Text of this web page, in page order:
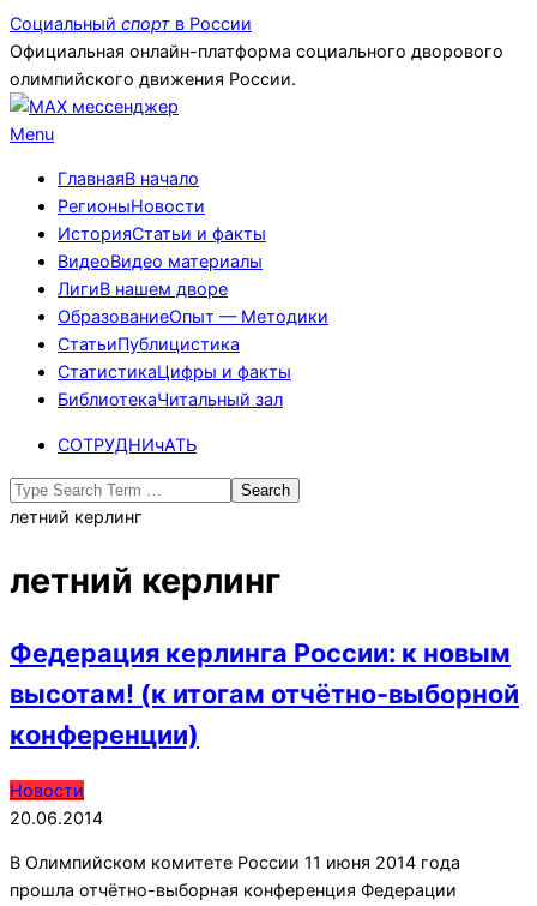
Skip
to
content
Социальный спорт в России
Официальная онлайн-платформа социального дворового
олимпийского движения России.
Primary
Menu
Menu
ГлавнаяВ начало
РегионыНовости
ИсторияСтатьи и факты
ВидеоВидео материалы
ЛигиВ нашем дворе
ОбразованиеОпыт — Методики
СтатьиПублицистика
СтатистикаЦифры и факты
БиблиотекаЧитальный зал
СОТРУДНИчАТЬ
Search
летний керлинг
летний керлинг
Федерация керлинга России: к новым
высотам! (к итогам отчётно-выборной
конференции)
2014-
06-
Новости
20.06.2014
В Олимпийском комитете России 11 июня 2014 года
прошла отчётно-выборная конференция Федерации